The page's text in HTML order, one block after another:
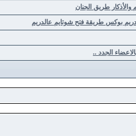
طريق الجنان
بوكس طريقة فتح شوتايم عالدريم
الجدد ..